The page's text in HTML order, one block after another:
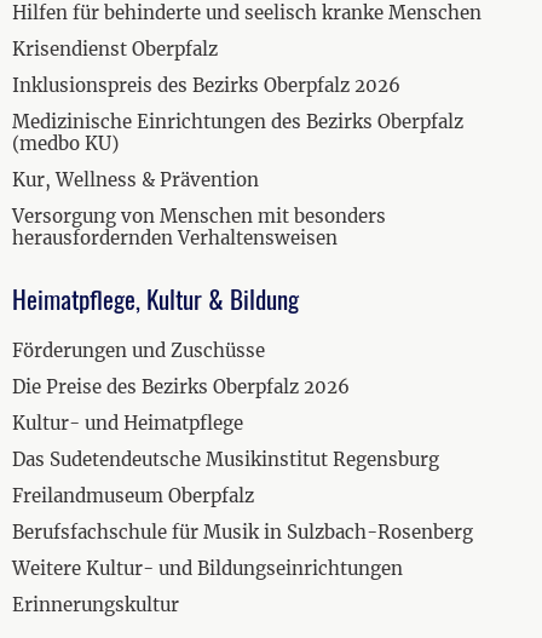
Hilfen für behinderte und seelisch kranke Menschen
Krisendienst Oberpfalz
Inklusionspreis des Bezirks Oberpfalz 2026
Medizinische Einrichtungen des Bezirks Oberpfalz
(medbo KU)
Kur, Wellness & Prävention
Versorgung von Menschen mit besonders
herausfordernden Verhaltensweisen
Heimatpflege, Kultur & Bildung
Förderungen und Zuschüsse
Die Preise des Bezirks Oberpfalz 2026
Kultur- und Heimatpflege
Das Sudetendeutsche Musikinstitut Regensburg
Freilandmuseum Oberpfalz
Berufsfachschule für Musik in Sulzbach-Rosenberg
Weitere Kultur- und Bildungseinrichtungen
Erinnerungskultur